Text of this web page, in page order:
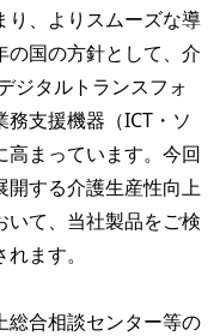
り、よりスムーズな導
の国の方針として、介
ジタルトランスフォ
支援機器（ICT・ソ
高まっています。今回
開する介護生産性向上
いて、当社製品をご検
ます。
総合相談センター等の